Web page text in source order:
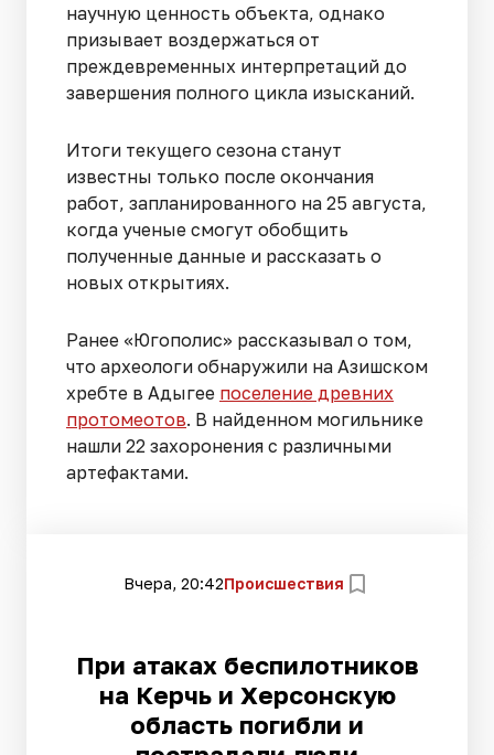
научную ценность объекта, однако
призывает воздержаться от
преждевременных интерпретаций до
завершения полного цикла изысканий.
Итоги текущего сезона станут
известны только после окончания
работ, запланированного на 25 августа,
когда ученые смогут обобщить
полученные данные и рассказать о
новых открытиях.
Ранее «Югополис» рассказывал о том,
что археологи обнаружили на Азишском
хребте в Адыгее поселение древних
протомеотов. В найденном могильнике
нашли 22 захоронения с различными
артефактами.
Вчера, 20:42Происшествия
При атаках беспилотников
на Керчь и Херсонскую
область погибли и